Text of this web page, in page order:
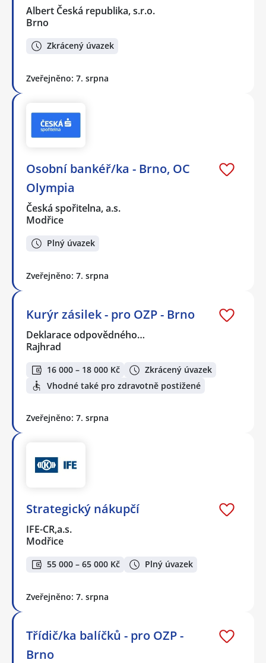
Albert Česká republika, s.r.o.
Brno
Zkrácený úvazek
Zveřejněno: 7. srpna
Osobní bankéř/ka - Brno, OC
Olympia
Česká spořitelna, a.s.
Modřice
Plný úvazek
Zveřejněno: 7. srpna
Kurýr zásilek - pro OZP - Brno
Deklarace odpovědného…
Rajhrad
16 000 – 18 000 Kč
Zkrácený úvazek
Vhodné také pro zdravotně postižené
Zveřejněno: 7. srpna
Strategický nákupčí
IFE-CR,a.s.
Modřice
55 000 – 65 000 Kč Plný úvazek
Zveřejněno: 7. srpna
Třídič/ka balíčků - pro OZP -
Brno